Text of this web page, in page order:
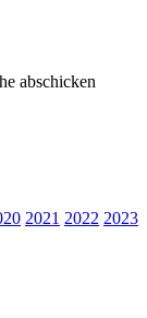
abschicken
2021 2022 2023